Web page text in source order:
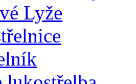
Lyže